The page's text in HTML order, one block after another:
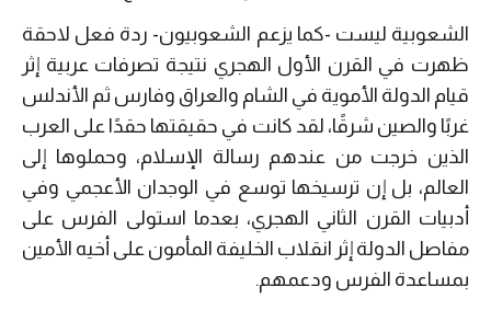
الشعوبية ليست -كما يزعم الشعوبيون- ردة فعل لاحقة
ظهرت في القرن الأول الهجري نتيجة تصرفات عربية إثر
قيام الدولة الأموية في الشام والعراق وفارس ثم الأندلس
غربًا والصين شرقًا، لقد كانت في حقيقتها حقدًا على العرب
الذين خرجت من عندهم رسالة الإسلام، وحملوها إلى
العالم، بل إن ترسيخها توسع في الوجدان الأعجمي وفي
أدبيات القرن الثاني الهجري، بعدما استولى الفرس على
مفاصل الدولة إثر انقلاب الخليفة المأمون على أخيه الأمين
بمساعدة الفرس ودعمهم.